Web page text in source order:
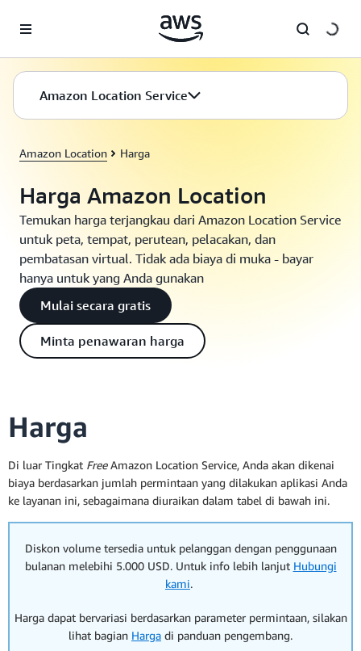
Amazon Location Service
Amazon Location Harga
Harga Amazon Location
Temukan harga terjangkau dari Amazon Location Service
untuk peta, tempat, perutean, pelacakan, dan
pembatasan virtual. Tidak ada biaya di muka - bayar
hanya untuk yang Anda gunakan
Mulai secara gratis
Minta penawaran harga
Harga
Di luar Tingkat FreeAmazon Location Service, Anda akan dikenai
biaya berdasarkan jumlah permintaan yang dilakukan aplikasi Anda
ke layanan ini, sebagaimana diuraikan dalam tabel di bawah ini.
Diskon volume tersedia untuk pelanggan dengan penggunaan
bulanan melebihi 5.000 USD. Untuk info lebih lanjut Hubungi
kami.
Harga dapat bervariasi berdasarkan parameter permintaan, silakan
lihat bagian Harga di panduan pengembang.